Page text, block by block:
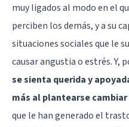
muy ligados al modo en el
perciben los demás, y a su
situaciones sociales que le
causar angustia o estrés. Y,
se sienta querida y
más al plantearse cambiar
que le han generado el